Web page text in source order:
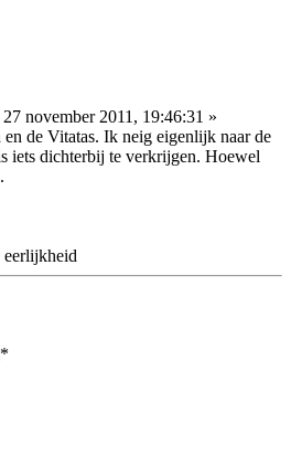
27 november 2011, 19:46:31 »
de Vitatas. Ik neig eigenlijk naar de
iets dichterbij te verkrijgen. Hoewel
eerlijkheid